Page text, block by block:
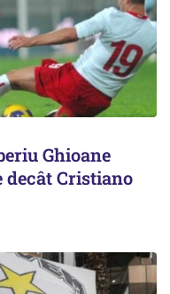
Ghioane
decât Cristiano